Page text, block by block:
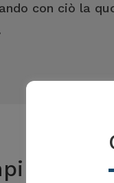
con ciò la
per